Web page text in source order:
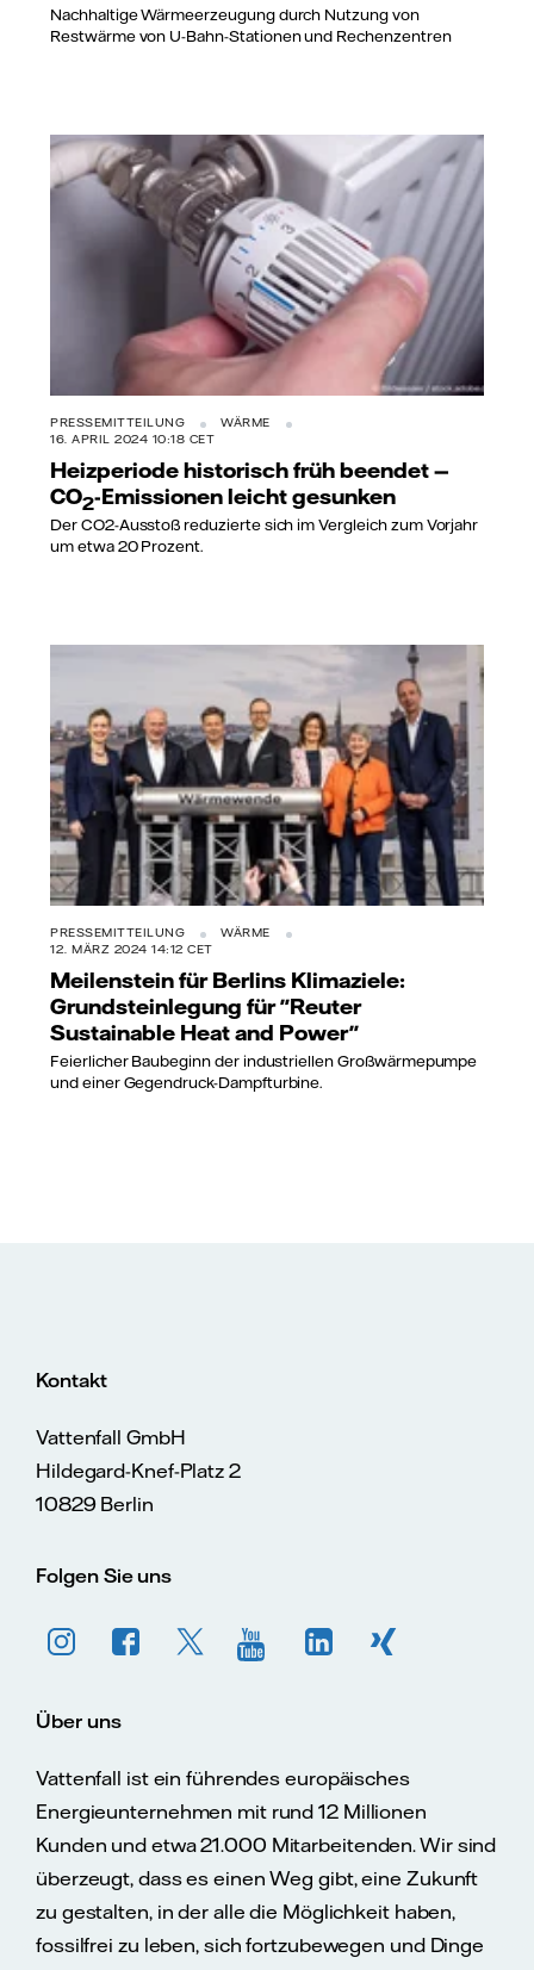
Nachhaltige Wärmeerzeugung durch Nutzung von
Restwärme von U-Bahn-Stationen und Rechenzentren
PRESSEMITTEILUNG
WÄRME
16. APRIL 2024 10:18 CET
Heizperiode historisch früh beendet —
CO2-Emissionen leicht gesunken
Der CO2-Ausstoß reduzierte sich im Vergleich zum Vorjahr
um etwa 20 Prozent.
PRESSEMITTEILUNG
WÄRME
12. MÄRZ 2024 14:12 CET
Meilenstein für Berlins Klimaziele:
Grundsteinlegung für "Reuter
Sustainable Heat and Power"
Feierlicher Baubeginn der industriellen Großwärmepumpe
und einer Gegendruck-Dampfturbine.
Kontakt
Vattenfall GmbH
Hildegard-Knef-Platz 2
10829 Berlin
Folgen Sie uns
Über uns
Vattenfall ist ein führendes europäisches
Energieunternehmen mit rund 12 Millionen
Kunden und etwa 21.000 Mitarbeitenden. Wir sind
überzeugt, dass es einen Weg gibt, eine Zukunft
zu gestalten, in der alle die Möglichkeit haben,
fossilfrei zu leben, sich fortzubewegen und Dinge